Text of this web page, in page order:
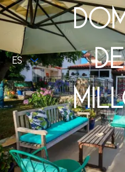
ES
DE